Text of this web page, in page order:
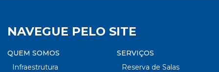
NAVEGUE PELO SITE
QUEM SOMOS
Infraestrutura
SERVIÇOS
Reserva de Salas